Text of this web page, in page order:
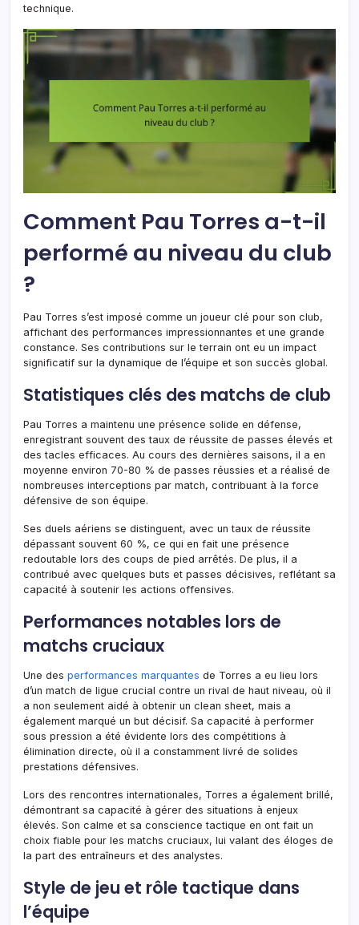
technique.
Comment Pau Torres a-t-il
performé au niveau du club
?
Pau Torres s’est imposé comme un joueur clé pour son club,
affichant des performances impressionnantes et une grande
constance. Ses contributions sur le terrain ont eu un impact
significatif sur la dynamique de l’équipe et son succès global.
Statistiques clés des matchs de club
Pau Torres a maintenu une présence solide en défense,
enregistrant souvent des taux de réussite de passes élevés et
des tacles efficaces. Au cours des dernières saisons, il a en
moyenne environ 70-80 % de passes réussies et a réalisé de
nombreuses interceptions par match, contribuant à la force
défensive de son équipe.
Ses duels aériens se distinguent, avec un taux de réussite
dépassant souvent 60 %, ce qui en fait une présence
redoutable lors des coups de pied arrêtés. De plus, il a
contribué avec quelques buts et passes décisives, reflétant sa
capacité à soutenir les actions offensives.
Performances notables lors de
matchs cruciaux
Une des performances marquantes de Torres a eu lieu lors
d’un match de ligue crucial contre un rival de haut niveau, où il
a non seulement aidé à obtenir un clean sheet, mais a
également marqué un but décisif. Sa capacité à performer
sous pression a été évidente lors des compétitions à
élimination directe, où il a constamment livré de solides
prestations défensives.
Lors des rencontres internationales, Torres a également brillé,
démontrant sa capacité à gérer des situations à enjeux
élevés. Son calme et sa conscience tactique en ont fait un
choix fiable pour les matchs cruciaux, lui valant des éloges de
la part des entraîneurs et des analystes.
Style de jeu et rôle tactique dans
l’équipe